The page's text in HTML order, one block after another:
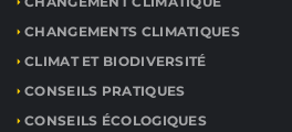
CHANGEMENTS CLIMATIQUES
CLIMAT ET BIODIVERSITÉ
CONSEILS PRATIQUES
CONSEILS ÉCOLOGIQUES